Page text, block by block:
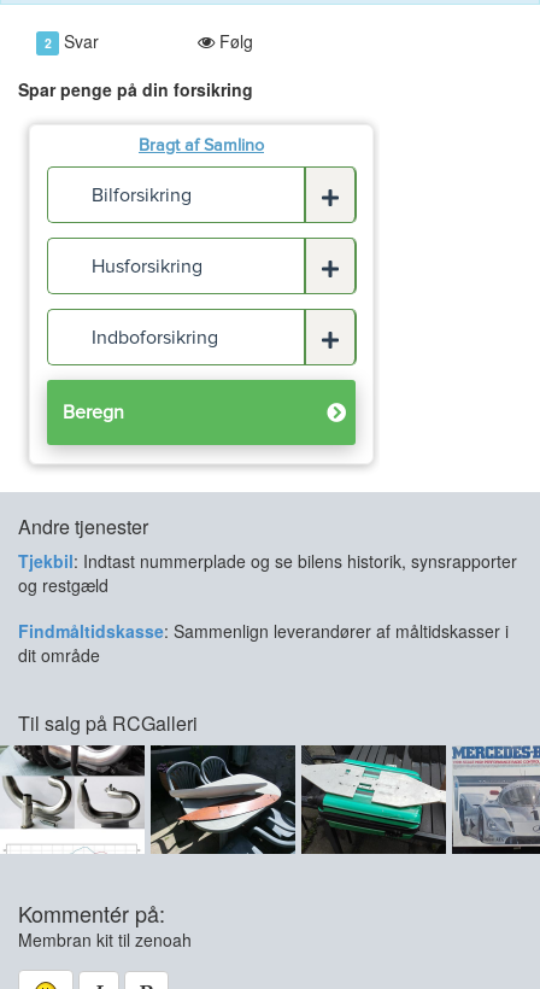
2 Svar
Følg
Spar penge på din forsikring
Andre tjenester
Tjekbil: Indtast nummerplade og se bilens historik, synsrapporter
og restgæld
Findmåltidskasse: Sammenlign leverandører af måltidskasser i
dit område
Til salg på RCGalleri
Kommentér på:
Membran kit til zenoah